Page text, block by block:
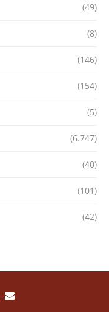
(49)
(8)
(146)
(154)
(5)
(6.747)
(40)
(101)
(42)